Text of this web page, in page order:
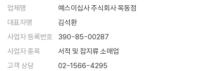
업체명
예스이십사 주식회사 목동점
대표자명
김석환
사업자 등록번호
390-85-00287
사업자 종목
서적 및 잡지류 소매업
고객 상담
02-1566-4295